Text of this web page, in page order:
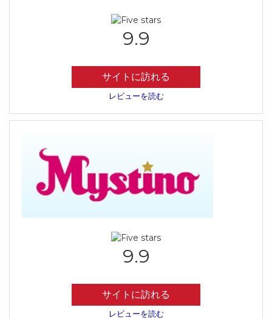
9.9
サイトに訪れる
レビューを読む
9.9
サイトに訪れる
レビューを読む